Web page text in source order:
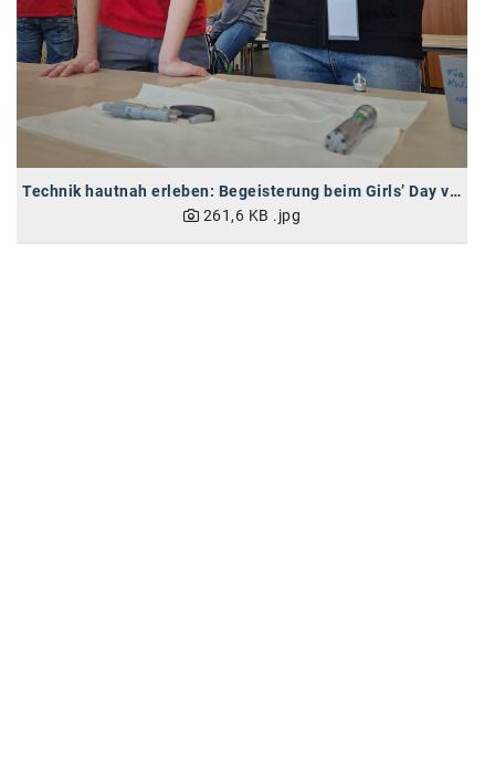
Kontakt
Technik hautnah erleben: Begeisterung beim Girls’ Day von BRP-Rotax
261,6 KB .jpg